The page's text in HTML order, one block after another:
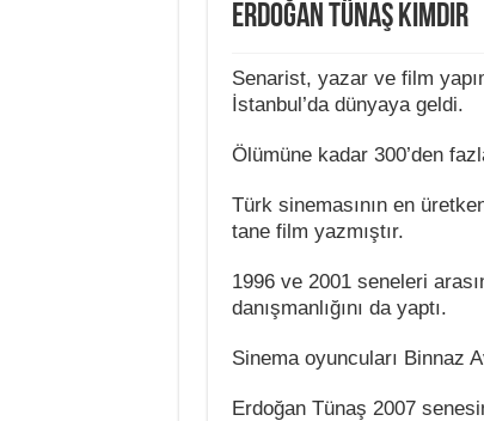
Erdoğan Tünaş Kimdir
Senarist, yazar ve film
İstanbul’da dünyaya geldi.
Ölümüne kadar 300’den
Türk sinemasının en
tane film yazmıştır.
1996 ve 2001 seneleri
danışmanlığını da yaptı.
Sinema oyuncuları Binnaz
Erdoğan Tünaş 2007